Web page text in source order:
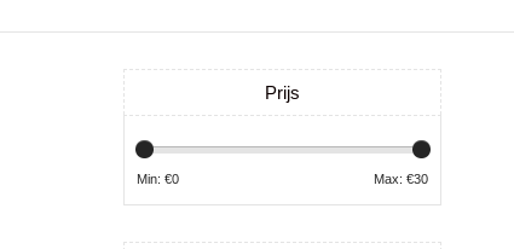
Prijs
Min: €0 Max: €30